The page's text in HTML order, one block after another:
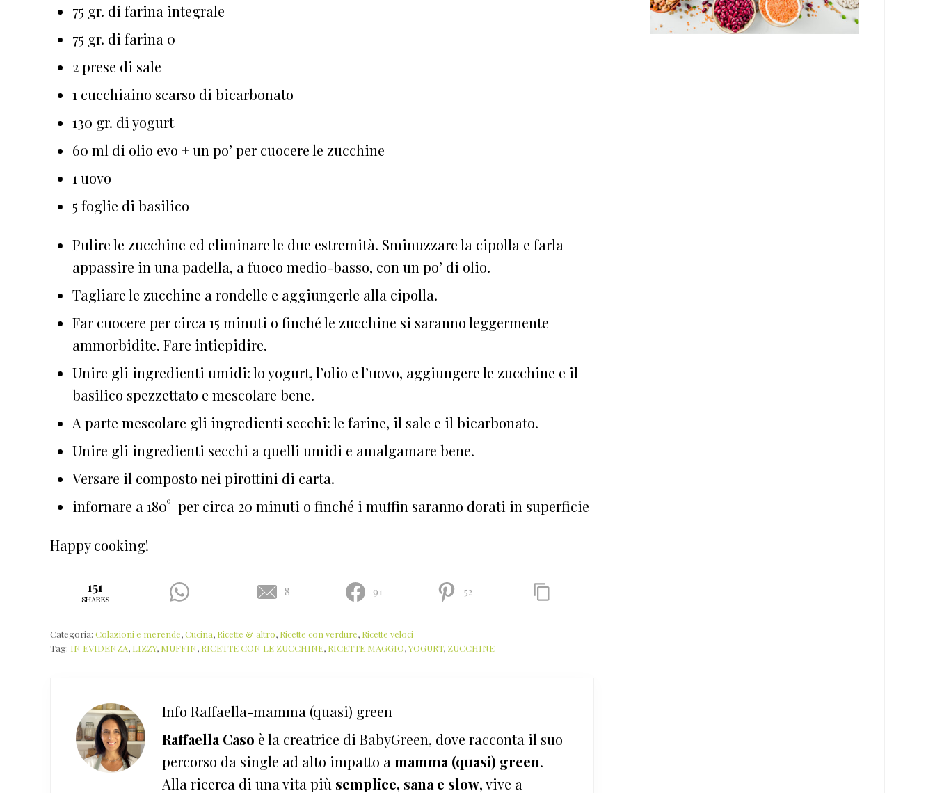
75 gr. di farina integrale
75 gr. di farina 0
2 prese di sale
1 cucchiaino scarso di bicarbonato
130 gr. di yogurt
60 ml di olio evo + un po’ per cuocere le zucchine
1 uovo
5 foglie di basilico
Pulire le zucchine ed eliminare le due estremità. Sminuzzare la cipolla e farla
appassire in una padella, a fuoco medio-basso, con un po’ di olio.
Tagliare le zucchine a rondelle e aggiungerle alla cipolla.
Far cuocere per circa 15 minuti o finché le zucchine si saranno leggermente
ammorbidite. Fare intiepidire.
Unire gli ingredienti umidi: lo yogurt, l’olio e l’uovo, aggiungere le zucchine e il
basilico spezzettato e mescolare bene.
A parte mescolare gli ingredienti secchi: le farine, il sale e il bicarbonato.
Unire gli ingredienti secchi a quelli umidi e amalgamare bene.
Versare il composto nei pirottini di carta.
infornare a 180° per circa 20 minuti o finché i muffin saranno dorati in superficie
Happy cooking!
151
SHARES
8 91 52
Categoria: Colazioni e merende,Cucina, Ricette & altro, Ricette con verdure, Ricette veloci
Tag: IN EVIDENZA, LIZZY, MUFFIN, RICETTE CON LE ZUCCHINE, RICETTE MAGGIO,YOGURT, ZUCCHINE
Info Raffaella-mamma (quasi) green
Raffaella Caso è la creatrice di BabyGreen, dove racconta il suo
percorso da single ad alto impatto a mamma (quasi) green.
Alla ricerca di una vita più semplice, sana e slow, vive a